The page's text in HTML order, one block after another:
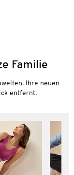
Familie
Ihre neuen
entfernt.